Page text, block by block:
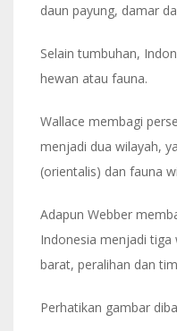
daun payung, damar
Selain tumbuhan,
hewan atau fauna.
Wallace membagi
menjadi dua wilayah,
(orientalis) dan fauna
Adapun Webber
Indonesia menjadi tiga
barat, peralihan dan
Perhatikan gambar